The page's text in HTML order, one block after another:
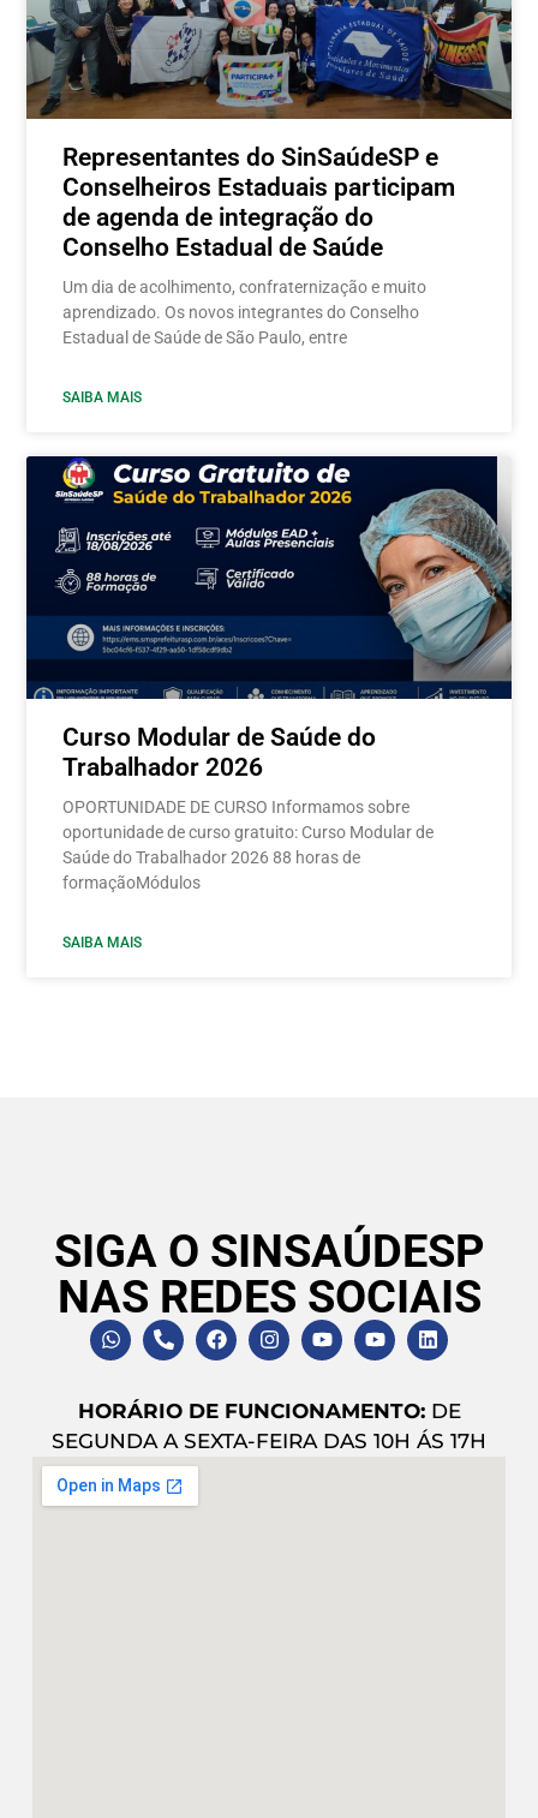
Representantes do SinSaúdeSP e
Conselheiros Estaduais participam
de agenda de integração do
Conselho Estadual de Saúde
Um dia de acolhimento, confraternização e muito
aprendizado. Os novos integrantes do Conselho
Estadual de Saúde de São Paulo, entre
SAIBA MAIS
Curso Modular de Saúde do
Trabalhador 2026
OPORTUNIDADE DE CURSO Informamos sobre
oportunidade de curso gratuito: Curso Modular de
Saúde do Trabalhador 2026 88 horas de
formaçãoMódulos
SAIBA MAIS
SIGA O SINSAÚDESP
NAS REDES SOCIAIS
HORÁRIO DE FUNCIONAMENTO:DE
SEGUNDA A SEXTA-FEIRA DAS 10H ÁS 17H